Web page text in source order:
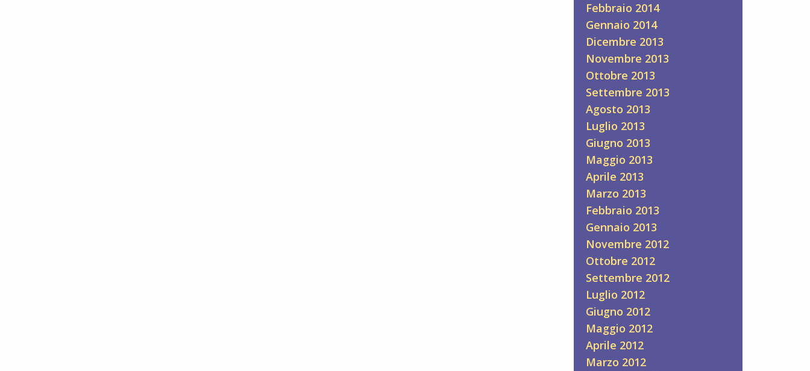
Febbraio 2014
Gennaio 2014
Dicembre 2013
Novembre 2013
Ottobre 2013
Settembre 2013
Agosto 2013
Luglio 2013
Giugno 2013
Maggio 2013
Aprile 2013
Marzo 2013
Febbraio 2013
Gennaio 2013
Novembre 2012
Ottobre 2012
Settembre 2012
Luglio 2012
Giugno 2012
Maggio 2012
Aprile 2012
Marzo 2012